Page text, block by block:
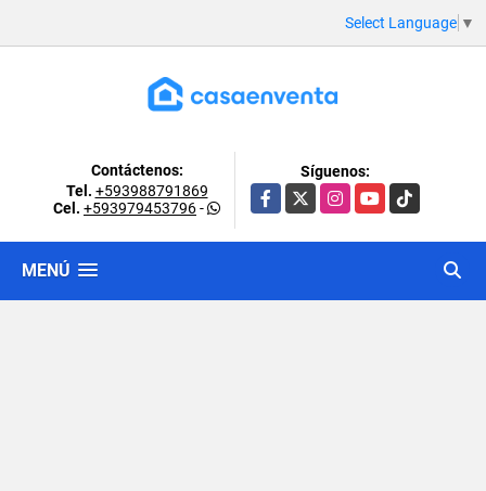
Select Language ▼
Contáctenos:
Tel. +593988791869
Cel. +593979453796-
Síguenos:
Facebook
X InstagramYouTubeTikTok
MENÚ